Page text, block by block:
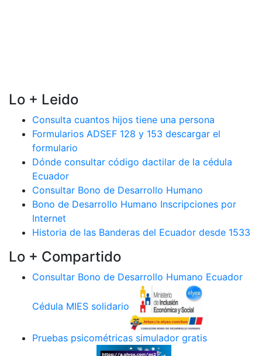
Lo + Leido
Consulta cuantos hijos tiene una persona
Formularios ADSEF 128 y 153 descargar el
formulario
Dónde consultar código dactilar de la cédula
Ecuador
Consultar Bono de Desarrollo Humano
Bono de Desarrollo Humano Inscripciones por
Internet
Historia de las Banderas del Ecuador desde 1533
Lo + Compartido
Consultar Bono de Desarrollo Humano Ecuador
Cédula MIES solidario
Pruebas psicométricas simulador gratis